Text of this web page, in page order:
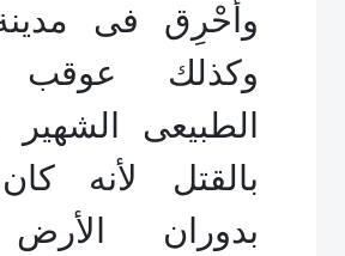
وأُحْرِق فى
وكذلك عوقب
الطبيعى الشهير
بالقتل لأنه
بدوران